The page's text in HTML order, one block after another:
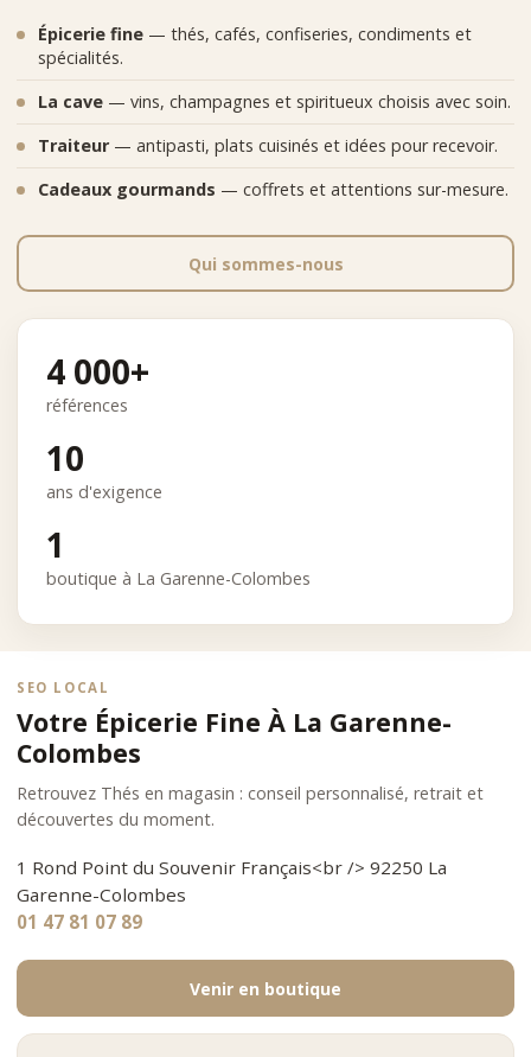
Épicerie fine — thés, cafés, confiseries, condiments et
spécialités.
La cave — vins, champagnes et spiritueux choisis avec soin.
Traiteur — antipasti, plats cuisinés et idées pour recevoir.
Cadeaux gourmands — coffrets et attentions sur-mesure.
Qui sommes-nous
4 000+
références
10
ans d'exigence
1
boutique à La Garenne-Colombes
SEO LOCAL
Votre Épicerie Fine À La Garenne-
Colombes
Retrouvez Thés en magasin : conseil personnalisé, retrait et
découvertes du moment.
1 Rond Point du Souvenir Français<br /> 92250 La
Garenne-Colombes
01 47 81 07 89
Venir en boutique